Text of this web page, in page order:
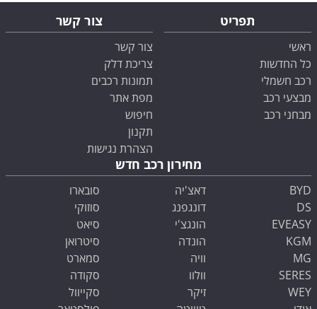
תפריט
ראשי
כל החדשות
רכב חשמלי
מבצעי רכב
מבחני רכב
צור קשר
צור קשר
צריכת דלק
תמונות רכבים
מפת אתר
חיפוש
תקנון
הצהרת נגישות
מחירון רכב חדש
BYD
DS
EVEASY
KGM
MG
SERES
WEY
דאצ'יה
דונגפנג
הונגצ'י
הונדה
וויה
וולוו
זיקר
סובארו
סוזוקי
סיאט
סיטרואן
סמארט
סקודה
סקייוול